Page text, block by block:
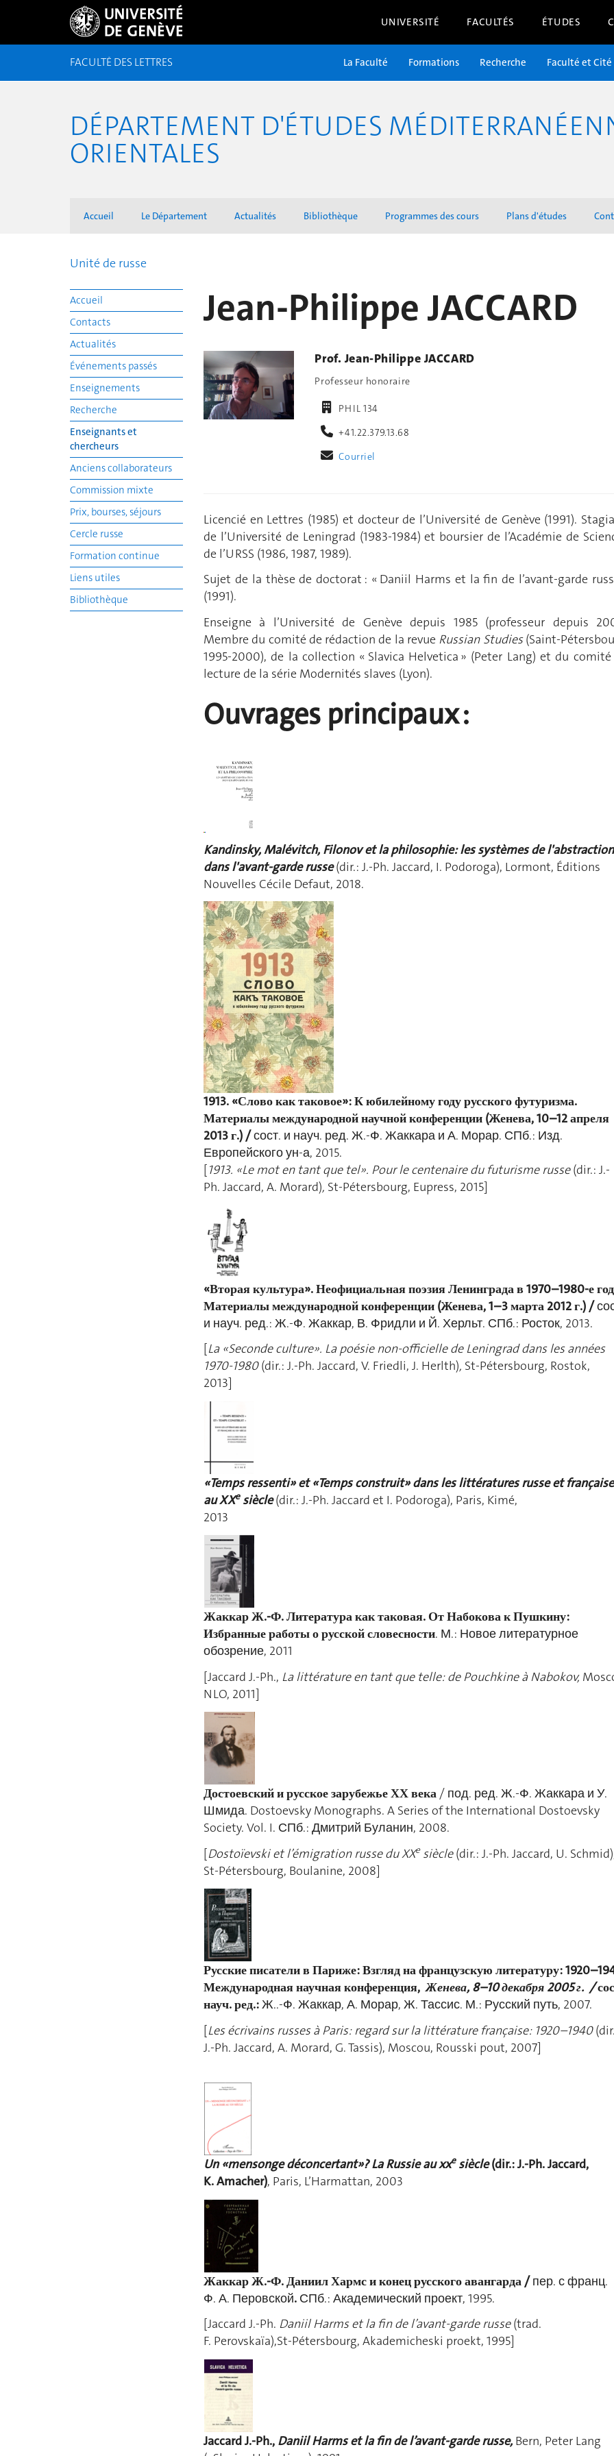
UNIVERSITÉ FACULTÉS ÉTUDES
FACULTÉ DES LETTRES La Faculté Formations Recherche Faculté et Cité
DÉPARTEMENT D'ÉTUDES
ORIENTALES
Accueil Le Département Actualités Bibliothèque Programmes des cours Plans d'études
Unité de russe
Accueil
Contacts
Actualités
Événements passés
Enseignements
Recherche
Enseignants et
chercheurs
Anciens collaborateurs
Commission mixte
Prix, bourses, séjours
Cercle russe
Formation continue
Liens utiles
Bibliothèque
Jean-Philippe JACCARD
Prof. Jean-Philippe JACCARD
Professeur honoraire
PHIL 134
+41.22.379.13.68
Courriel
Licencié en Lettres (1985) et docteur de l’Université de Genève (1991).
de l’Université de Leningrad (1983-1984) et boursier de l’Académie de
de l’URSS (1986, 1987, 1989).
Sujet de la thèse de doctorat : « Daniil Harms et la fin de l’avant-garde
(1991).
Enseigne à l’Université de Genève depuis 1985 (professeur depuis
Membre du comité de rédaction de la revue Russian Studies(Saint-
1995-2000), de la collection « Slavica Helvetica » (Peter Lang) et du
lecture de la série Modernités slaves (Lyon).
Ouvrages principaux :
Kandinsky, Malévitch, Filonov et la philosophie: les systèmes de l'abstraction
dans l'avant-garde russe(dir.: J.-Ph. Jaccard, I. Podoroga), Lormont, Éditions
Nouvelles Cécile Defaut, 2018.
1913. «Слово как таковое»: К юбилейному году русского футуризма.
Материалы международной научной конференции (Женева, 10–12 апреля
2013 г.) /сост. и науч. ред. Ж.-Ф. Жаккара и А. Морар. СПб.: Изд.
Европейского ун-а, 2015.
[1913. «Le mot en tant que tel». Pour le centenaire du futurisme russe(dir.: J.-
Ph. Jaccard, A. Morard), St-Pétersbourg, Eupress, 2015]
«Вторая культура». Неофициальная поэзия Ленинграда в 1970–1980-е
Материалы международной конференции (Женева, 1–3 марта 2012 г.) /
и науч. ред.: Ж.-Ф. Жаккар, В. Фридли и Й. Херльт. СПб.: Росток, 2013.
[La «Seconde culture». La poésie non-officielle de Leningrad dans les années
1970-1980(dir.: J.-Ph. Jaccard, V. Friedli, J. Herlth), St-Pétersbourg, Rostok,
2013]
«Temps ressenti» et «Temps construit» dans les littératures russe et française
au XXesiècle(dir.: J.-Ph. Jaccard et I. Podoroga), Paris, Kimé,
2013
Жаккар Ж.-Ф. Литература как таковая. От Набокова к Пушкину:
Избранные работы о русской словесности. М.: Новое литературное
обозрение, 2011
[Jaccard J.-Ph., La littérature en tant que telle: de Pouchkine à Nabokov,
NLO, 2011]
Достоевский и русское зарубежье ХХ века / под. ред. Ж.-Ф. Жаккара и У.
Шмида. Dostoevsky Monographs. A Series of the International Dostoevsky
Society. Vol. I. СПб.: Дмитрий Буланин, 2008.
[Dostoïevski et l’émigration russe du XXesiècle(dir.: J.-Ph. Jaccard, U.
St-Pétersbourg, Boulanine, 2008]
Русские писатели в Париже: Взгляд на французскую литературу:
Международная научная конференция,Женева, 8–10 декабря 2005 г. /
науч. ред.:Ж..-Ф. Жаккар, А. Морар, Ж. Тассис. М.: Русский путь, 2007.
[Les écrivains russes à Paris: regard sur la littérature française: 1920–1940
J.-Ph. Jaccard, A. Morard, G. Tassis), Moscou, Rousski pout,
Un «mensonge déconcertant»? La Russie au xxesiècle(dir.: J.-Ph. Jaccard,
K. Amacher), Paris, L’Harmattan, 2003
Жаккар Ж.-Ф. Даниил Хармс и конец русского авангарда /пер. с франц.
Ф. А. Перовской. СПб.: Академический проект, 1995.
[Jaccard J.-Ph. Daniil Harms et la fin de l’avant-garde russe(trad.
F. Perovskaïa),St-Pétersbourg, Akademicheski proekt, 1995]
Jaccard J.-Ph., Daniil Harms et la fin de l’avant-garde russe, Bern, Peter Lang